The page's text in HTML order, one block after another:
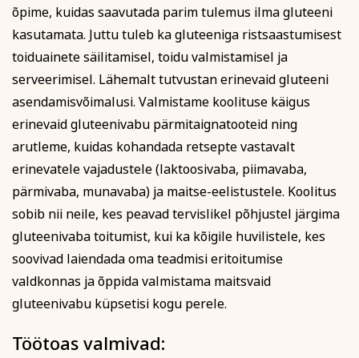
Kultuur ja ühiskond Veebi- ja videoõpe
õpime, kuidas saavutada parim tulemus ilma gluteeni
kasutamata. Juttu tuleb ka gluteeniga ristsaastumisest
toiduainete säilitamisel, toidu valmistamisel ja
serveerimisel. Lähemalt tutvustan erinevaid gluteeni
asendamisvõimalusi. Valmistame koolituse käigus
erinevaid gluteenivabu pärmitaignatooteid ning
arutleme, kuidas kohandada retsepte vastavalt
erinevatele vajadustele (laktoosivaba, piimavaba,
pärmivaba, munavaba) ja maitse-eelistustele. Koolitus
sobib nii neile, kes peavad tervislikel põhjustel järgima
gluteenivaba toitumist, kui ka kõigile huvilistele, kes
soovivad laiendada oma teadmisi eritoitumise
valdkonnas ja õppida valmistama maitsvaid
gluteenivabu küpsetisi kogu perele.
Töötoas valmivad:
Koolitusel osalemiseks tuleb õppetasu tasuda arvel
märgitud tähtajaks, mis saadetakse koos
registreerumise kinnitusega (reeglina on tähtaeg kaks
nädalat enne koolituse algust). Kokkuleppel
koolitussekretäriga ja koolituslepingu sõlmimisega on
võimalik tasuda osade kaupa.
Koolitusest loobumise korral palume sellest Tartu
Rahvaülikooli töötajat viivitamatult teavitada.
Loobumisest mitte teavitamisel või loobumisel vähem
kui kaks tööpäeva enne koolituse algust või kui koolitus
on juba alanud, õppetasu ei tagastata ja väljastatud
arve kuulub tasumisele.
Koolituse ärajäämisel teavitatakse registreerunuid
sellest viivitamatult. Õppetasu tagastatakse või soovi
korral kantakse üle mõnele teisele koolitusele.
Tutvu õppetöö korraldusega lähemalt siin
Tutvu privaatsuspoliitikaga siin
Märkused / kinkekaardi nr